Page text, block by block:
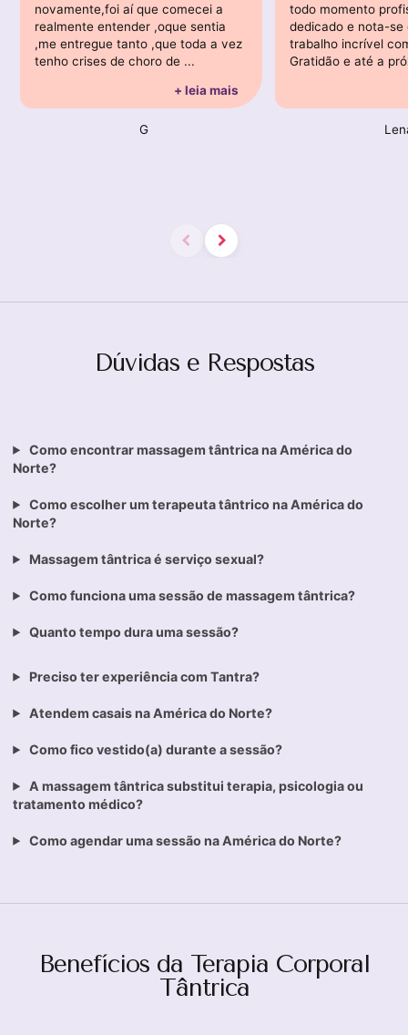
novamente,foi aí que comecei a
realmente entender ,oque sentia
,me entregue tanto ,que toda a vez
tenho crises de choro de ...
+ leia mais
G
todo momento
dedicado e nota-se
trabalho incrível
Gratidão e até a
Dúvidas e Respostas
Como encontrar massagem tântrica na América do
Norte?
Como escolher um terapeuta tântrico na América do
Norte?
Massagem tântrica é serviço sexual?
Como funciona uma sessão de massagem tântrica?
Quanto tempo dura uma sessão?
Preciso ter experiência com Tantra?
Atendem casais na América do Norte?
Como fico vestido(a) durante a sessão?
A massagem tântrica substitui terapia, psicologia ou
tratamento médico?
Como agendar uma sessão na América do Norte?
Benefícios da Terapia Corporal
Tântrica